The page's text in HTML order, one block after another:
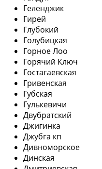
Геленджик
Гирей
Глубокий
Голубицкая
Горное Лоо
Горячий Ключ
Гостагаевская
Гривенская
Губская
Гулькевичи
Двубратский
Джигинка
Джубга кп
Дивноморское
Динская